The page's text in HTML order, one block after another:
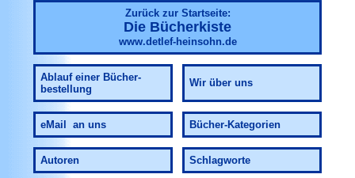
Zurück zur Startseite:
Die Bücherkiste
www.detlef-heinsohn.de
Ablauf einer Bücher-
bestellung
Wir über uns
eMail an uns Bücher-Kategorien
Autoren Schlagworte